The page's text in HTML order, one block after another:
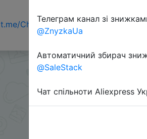
t.me/ChinaGoodBuy
Телеграм канал зі
@ZnyzkaUa
Автоматичний збирач
@SaleStack
Чат спільноти Aliexpress